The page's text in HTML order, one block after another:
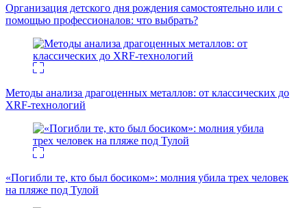
Организация детского дня рождения самостоятельно или с
помощью профессионалов: что выбрать?
Методы анализа драгоценных металлов: от классических до
XRF-технологий
«Погибли те, кто был босиком»: молния убила трех человек
на пляже под Тулой